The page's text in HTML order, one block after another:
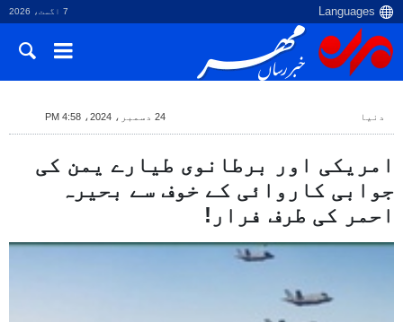
7 اگست، 2026
دنیا 24 دسمبر، 2024، 4:58 PM
امریکی اور برطانوی طیارے یمن کی
جوابی کاروائی کے خوف سے بحیرہ
احمر کی طرف فرار!